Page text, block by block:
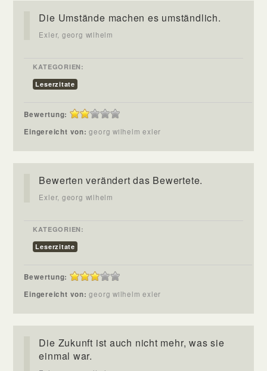
Die Umstände machen es umständlich.
Exler, georg wilhelm
KATEGORIEN:
Leserzitate
Bewertung:
Eingereicht von:georg wilhelm exler
Bewerten verändert das Bewertete.
Exler, georg wilhelm
KATEGORIEN:
Leserzitate
Bewertung:
Eingereicht von:georg wilhelm exler
Die Zukunft ist auch nicht mehr, was sie
einmal war.